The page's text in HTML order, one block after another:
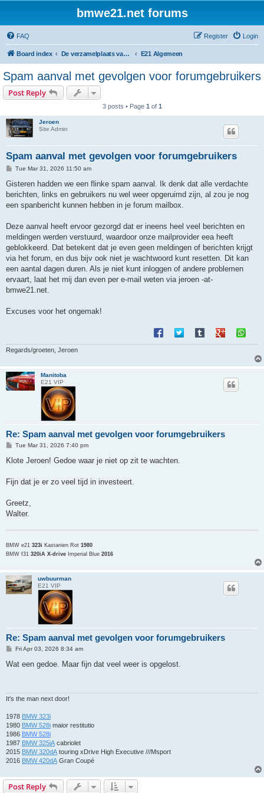
bmwe21.net forums
FAQ Login
Register
Board index De verzamelplaats van E21 fanaten der lage landen - Dutch forum E21 Algemeen
Spam aanval met gevolgen voor forumgebruikers
Post Reply
3 posts • Page 1 of 1
Jeroen
Site Admin
Spam aanval met gevolgen voor forumgebruikers
P
s
Tue Mar 31, 2026 11:50 am
Gisteren hadden we een flinke spam aanval. Ik denk dat alle verdachte
berichten, links en gebruikers nu wel weer opgeruimd zijn, al zou je nog
een spanbericht kunnen hebben in je forum mailbox.
Deze aanval heeft ervoor gezorgd dat er ineens heel veel berichten en
meldingen werden verstuurd, waardoor onze mailprovider eea heeft
geblokkeerd. Dat betekent dat je even geen meldingen of berichten krijgt
via het forum, en dus bijv ook niet je wachtwoord kunt resetten. Dit kan
een aantal dagen duren. Als je niet kunt inloggen of andere problemen
ervaart, laat het mij dan even per e-mail weten via jeroen -at-
bmwe21.net.
Excuses voor het ongemak!
Regards/groeten, Jeroen
Manitoba
E21 VIP
Re: Spam aanval met gevolgen voor forumgebruikers
P
s
Tue Mar 31, 2026 7:40 pm
Klote Jeroen! Gedoe waar je niet op zit te wachten.
Fijn dat je er zo veel tijd in investeert.
Greetz,
Walter.
BMW e21 323i Kastanien Rot 1980
BMW f31 320iA X-drive Imperial Blue 2016
uwbuurman
E21 VIP
Re: Spam aanval met gevolgen voor forumgebruikers
P
s
Fri Apr 03, 2026 8:34 am
Wat een gedoe. Maar fijn dat veel weer is opgelost.
It's the man next door!
1978 BMW 323i
1980 BMW 528i maior restitutio
1986 BMW 528i
1987 BMW 325iA cabriolet
2015 BMW 320dA touring xDrive High Executive ///Msport
2016 BMW 420dA Gran Coupé
Post Reply